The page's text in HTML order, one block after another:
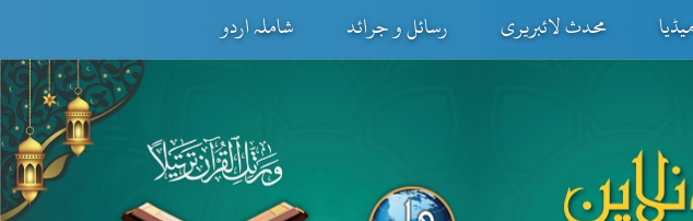
محدث لائبریری رسائل و جرائد شاملہ اردو